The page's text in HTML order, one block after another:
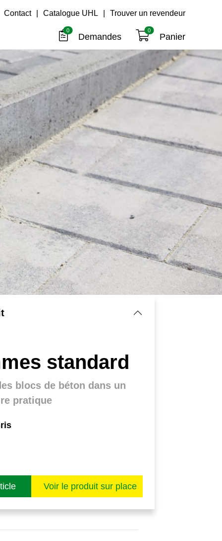
Contact Catalogue UHL Trouver un revendeur
0
Demandes
0
Panier
standard
blocs de béton dans un
pratique
Voir le produit sur place
un système
pratiques autour
en béton de haute
de manière simple et